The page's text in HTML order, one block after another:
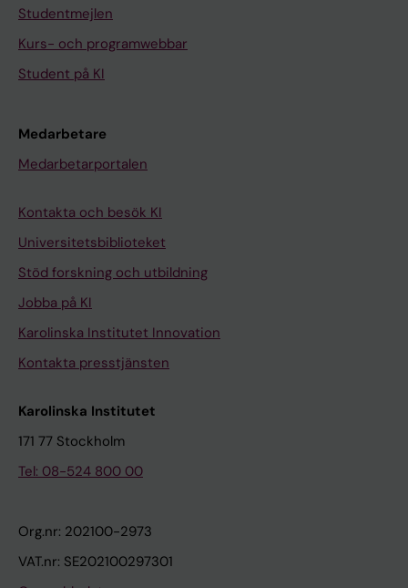
Studentmejlen
Kurs- och programwebbar
Student på KI
Medarbetare
Medarbetarportalen
Kontakta och besök KI
Universitetsbiblioteket
Stöd forskning och utbildning
Jobba på KI
Karolinska Institutet Innovation
Kontakta presstjänsten
Karolinska Institutet
171 77 Stockholm
Tel: 08-524 800 00
Org.nr: 202100-2973
VAT.nr: SE202100297301